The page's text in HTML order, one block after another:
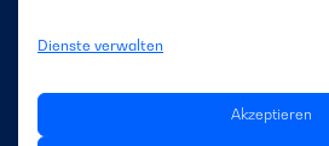
Dienste verwalten
Akzeptieren